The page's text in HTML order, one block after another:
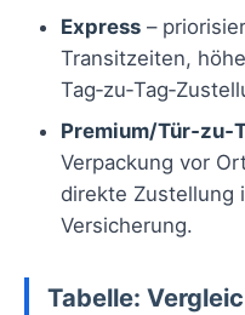
Express –
Transitzeiten,
Premium/
Verpackung vor
direkte Zustellung
Versicherung.
Tabelle: